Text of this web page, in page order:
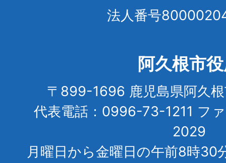
法人番号
阿久根市
〒899-1696 鹿児島県阿久
代表電話：0996-73-1211 フ
2029
月曜日から金曜日の午前8時30